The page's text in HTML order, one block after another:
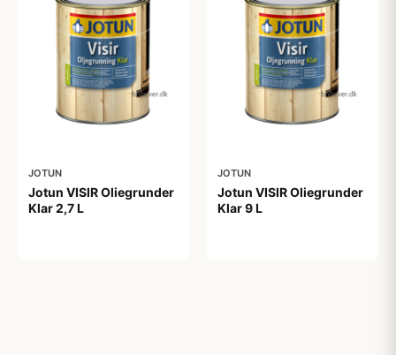
JOTUN
Jotun VISIR Oliegrunder
Klar 2,7 L
JOTUN
Jotun VISIR Oliegrunder
Klar 9 L